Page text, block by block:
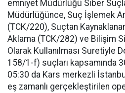
emniyet Müdürlüğü Siber
Müdürlüğünce, Suç İşlemek
(TCK/220), Suçtan
Aklama (TCK/282) ve Bilişim
Olarak Kullanılması Suretiyle
158/1-f) suçları kapsamında
05:30 da Kars merkezli
eş zamanlı gerçekleştirilen